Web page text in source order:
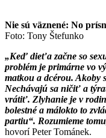
Nie sú väznené: No
Foto: Tony Štefunko
„Keď dieťa začne so
problém je primárne vo
matkou a dcérou. Akoby
Nechávajú sa ničiť a
vrátiť. Zlyhanie je v
bolestné a málokto to
partiu“. Rozumieme
hovorí Peter Tománek.